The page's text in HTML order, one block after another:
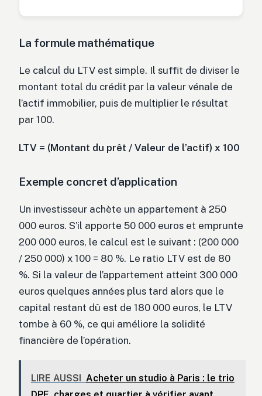
La formule mathématique
Le calcul du LTV est simple. Il suffit de diviser le
montant total du crédit par la valeur vénale de
l’actif immobilier, puis de multiplier le résultat
par 100.
LTV = (Montant du prêt / Valeur de l’actif) x 100
Exemple concret d’application
Un investisseur achète un appartement à 250
000 euros. S’il apporte 50 000 euros et emprunte
200 000 euros, le calcul est le suivant : (200 000
/ 250 000) x 100 = 80 %. Le ratio LTV est de 80
%. Si la valeur de l’appartement atteint 300 000
euros quelques années plus tard alors que le
capital restant dû est de 180 000 euros, le LTV
tombe à 60 %, ce qui améliore la solidité
financière de l’opération.
LIRE AUSSI
Acheter un studio à Paris : le trio